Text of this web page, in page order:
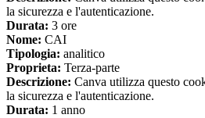
la sicurezza e l'autenticazione.
Durata: 3 ore
Nome: CAI
Tipologia: analitico
Proprieta: Terza-parte
Descrizione: Canva utilizza questo
la sicurezza e l'autenticazione.
Durata: 1 anno